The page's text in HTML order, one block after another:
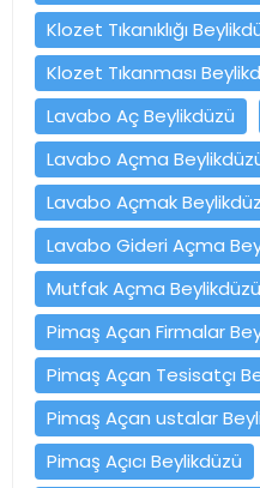
Klozet Tıkanıklığı
Klozet Tıkanması
Lavabo Aç Beylikdüzü
Lavabo Açma
Lavabo Açmak
Lavabo Gideri Açma
Mutfak Açma Beylikdüzü
Pimaş Açan Firmalar
Pimaş Açan Tesisatçı
Pimaş Açan ustalar
Pimaş Açıcı Beylikdüzü